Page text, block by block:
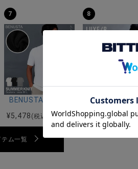
ツ/全3色
ルエー)吸水速乾コットンタッチクルー
7
BENUSTA(ベヌスタ)クルーネック半
¥5,478 (税込)
8
LUXE／R(ラ
¥9,790(税込)
テム一覧